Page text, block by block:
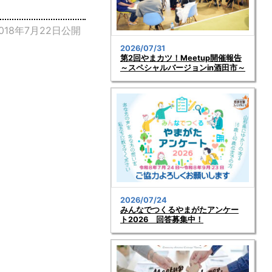
年7月22日公開
2026/07/31
第2回やまカツ！Meetup開催報告
～スペシャルバージョンin酒田市～
2026/07/24
みんなでつくるやまがたアンケー
ト2026 回答募集中！